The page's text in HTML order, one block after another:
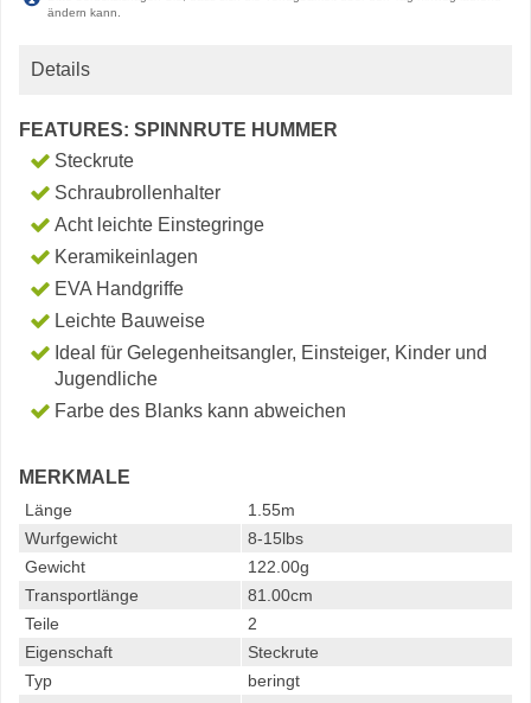
ändern kann.
Details
FEATURES: SPINNRUTE HUMMER
Steckrute
Schraubrollenhalter
Acht leichte Einstegringe
Keramikeinlagen
EVA Handgriffe
Leichte Bauweise
Ideal für Gelegenheitsangler, Einsteiger, Kinder und
Jugendliche
Farbe des Blanks kann abweichen
MERKMALE
Länge
1.55m
Wurfgewicht
8-15lbs
Gewicht
122.00g
Transportlänge
81.00cm
Teile
2
Eigenschaft
Steckrute
Typ
beringt